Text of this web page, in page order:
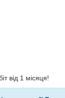
від 1 місяця!